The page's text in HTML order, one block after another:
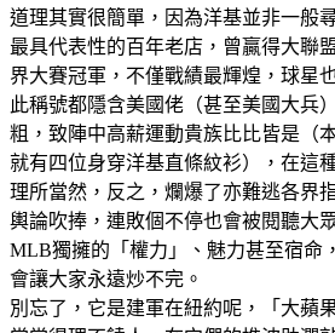
道理其實很簡單，因為洋基並非一般
最具代表性的百年老店，曾贏得大聯
界大賽冠軍，不僅戰績最輝煌，球星也
此稱號都隱含美國佬（甚至美國大兵
粗，致陣中高薪運動貴族比比皆是（
就有四位身穿洋基直條紋衫），在這
理所當然，反之，爛爆了亦難逃各界
輿論吹捧，連敗個不停也會被閱聽大
MLB獨擁的「權力」、魅力甚至宿命
會讓大家永遠炒不完。
別忘了，它是建軍在紐約呢，「大蘋